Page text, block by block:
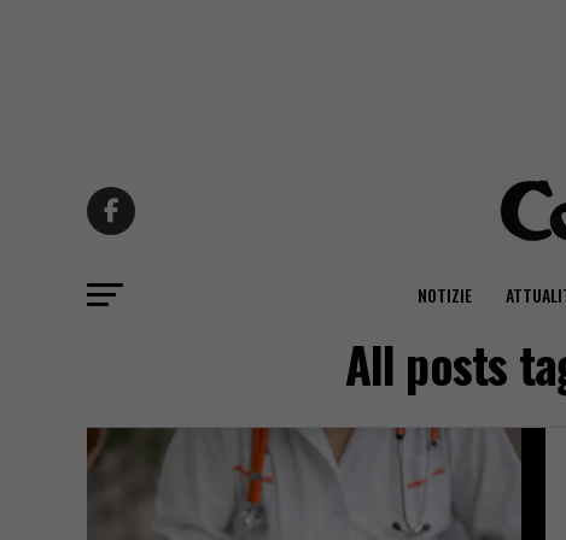
NOTIZIE
All posts